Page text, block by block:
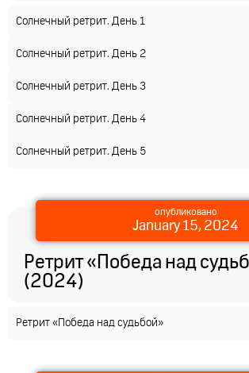
Солнечный ретрит. День 1
Солнечный ретрит. День 2
Солнечный ретрит. День 3
Солнечный ретрит. День 4
Солнечный ретрит. День 5
опубликовано
January 15, 2024
Ретрит «Победа над
(2024)
Ретрит «Победа над судьбой»